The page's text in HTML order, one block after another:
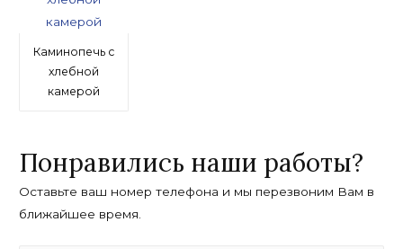
Каминопечь с
хлебной
камерой
Понравились наши работы?
Оставьте ваш номер телефона и мы перезвоним Вам в
ближайшее время.